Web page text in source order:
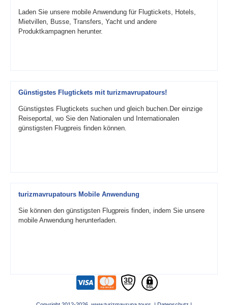
Laden Sie unsere mobile Anwendung für Flugtickets, Hotels,
Mietvillen, Busse, Transfers, Yacht und andere
Produktkampagnen herunter.
Günstigstes Flugtickets mit turizmavrupatours!
Günstigstes Flugtickets suchen und gleich buchen.Der einzige
Reiseportal, wo Sie den Nationalen und Internationalen
günstigsten Flugpreis finden können.
turizmavrupatours Mobile Anwendung
Sie können den günstigsten Flugpreis finden, indem Sie unsere
mobile Anwendung herunterladen.